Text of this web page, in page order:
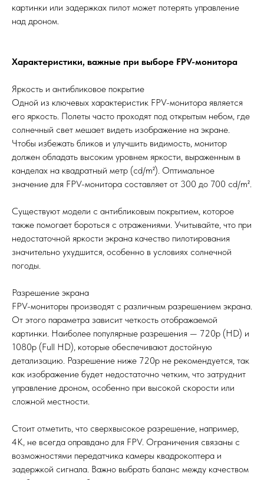
картинки или задержках пилот может потерять управление
над дроном.
Характеристики, важные при выборе FPV-монитора
Яркость и антибликовое покрытие
Одной из ключевых характеристик FPV-монитора является
его яркость. Полеты часто проходят под открытым небом, где
солнечный свет мешает видеть изображение на экране.
Чтобы избежать бликов и улучшить видимость, монитор
должен обладать высоким уровнем яркости, выраженным в
канделах на квадратный метр (cd/m²). Оптимальное
значение для FPV-монитора составляет от 300 до 700 cd/m².
Существуют модели с антибликовым покрытием, которое
также помогает бороться с отражениями. Учитывайте, что при
недостаточной яркости экрана качество пилотирования
значительно ухудшится, особенно в условиях солнечной
погоды.
Разрешение экрана
FPV-мониторы производят с различным разрешением экрана.
От этого параметра зависит четкость отображаемой
картинки. Наиболее популярные разрешения — 720p (HD) и
1080p (Full HD), которые обеспечивают достойную
детализацию. Разрешение ниже 720p не рекомендуется, так
как изображение будет недостаточно четким, что затруднит
управление дроном, особенно при высокой скорости или
сложной местности.
Стоит отметить, что сверхвысокое разрешение, например,
4K, не всегда оправдано для FPV. Ограничения связаны с
возможностями передатчика камеры квадрокоптера и
задержкой сигнала. Важно выбрать баланс между качеством